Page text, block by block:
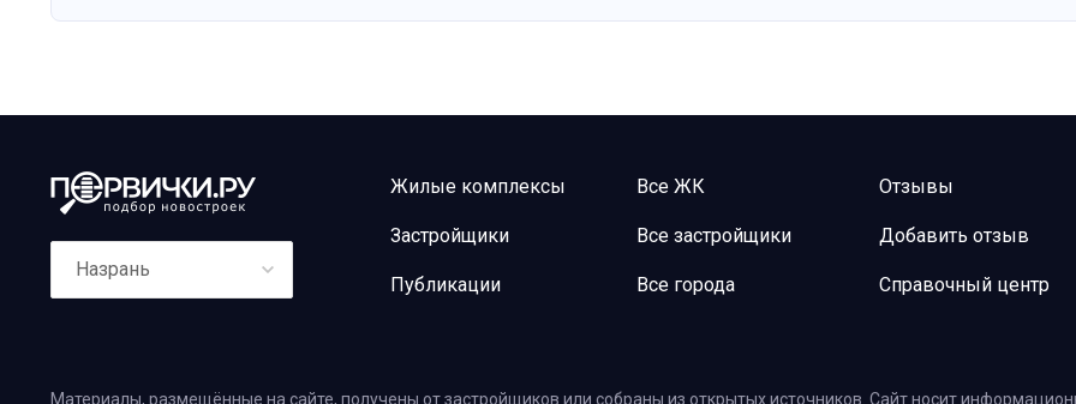
Назрань
Жилые комплексы
Застройщики
Публикации
Все ЖК
Все застройщики
Все города
Отзывы
Добавить отзыв
Справочный центр
Материалы, размещённые на сайте, получены от застройщиков или собраны из открытых источников. Сайт носит